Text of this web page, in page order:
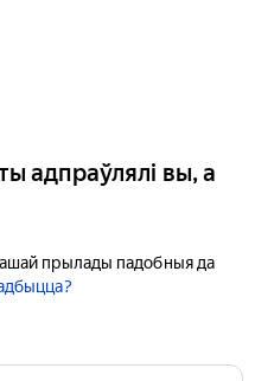
адпраўлялі вы, а
прылады падобныя да